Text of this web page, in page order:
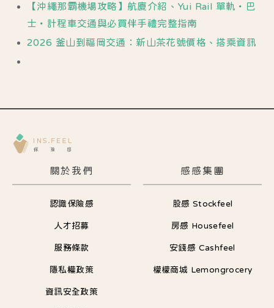
【沖繩那霸機場攻略】航廈介紹、Yui Rail 單軌・巴
士・計程車交通與必買伴手禮完整指南
2026 釜山到福岡交通：新山茶花號價格、搭乘資訊
關於我們
認識保險感
人才招募
服務條款
隱私權政策
資訊安全政策
感感集團
股感 Stockfeel
房感 Housefeel
安錢感 Cashfeel
檬檬商城 Lemongrocery